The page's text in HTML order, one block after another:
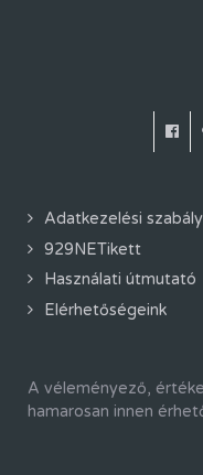
Adatkezelési
929NETikett
Használati útmutató
Elérhetőségeink
A véleményező,
hamarosan innen